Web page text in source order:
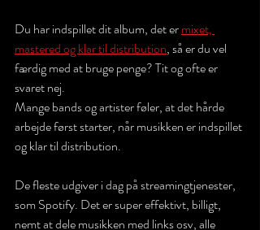
Du har indspillet dit album, det er mixet,
mastered og klar til distribution, så er du vel
færdig med at bruge penge? Tit og ofte er
svaret nej.
Mange bands og artister føler, at det hårde
arbejde først starter, når musikken er indspillet
og klar til distribution.
De fleste udgiver i dag på streamingtjenester,
som Spotify. Det er super effektivt, billigt,
nemt at dele musikken med links osv, alle